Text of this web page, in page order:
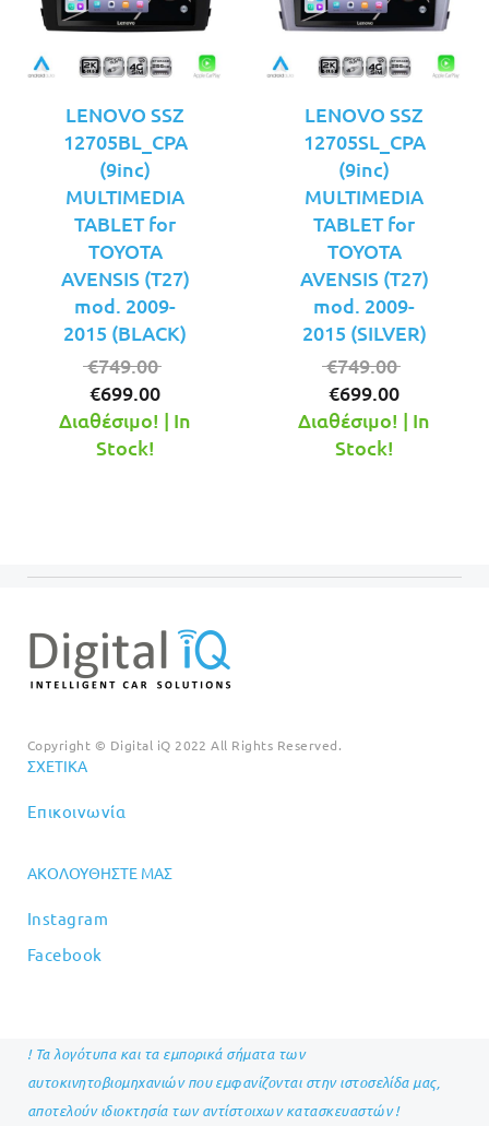
LENOVO SSZ
12705BL_CPA
(9inc)
MULTIMEDIA
TABLET for
TOYOTA
AVENSIS (T27)
mod. 2009-
2015 (BLACK)
€749.00
was:
€699.00
τρέχουσα
Διαθέσιμο! | In
Stock!
LENOVO SSZ
12705SL_CPA
(9inc)
MULTIMEDIA
TABLET for
TOYOTA
AVENSIS (T27)
mod. 2009-
2015 (SILVER)
€749.00
was:
€699.00
τρέχουσα
Διαθέσιμο! | In
Stock!
Copyright © Digital iQ 2022 All Rights Reserved.
ΣΧΕΤΙΚΆ
Επικοινωνία
ΑΚΟΛΟΥΘΉΣΤΕ ΜΑΣ
Instagram
Facebook
! Τα λογότυπα και τα εμπορικά σήματα των
αυτοκινητοβιομηχανιών που εμφανίζονται στην ιστοσελίδα μας,
αποτελούν ιδιοκτησία των αντίστοιχων κατασκευαστών !